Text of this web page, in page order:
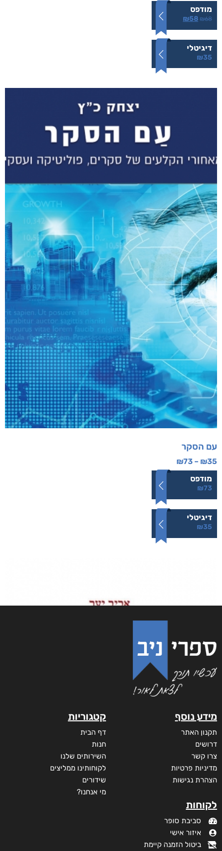
מודפס
₪68
₪58
דיגיטלי
₪35
עם הסקר
₪35
–
₪73
מודפס
₪73
דיגיטלי
₪35
מידע נוסף
תקנון האתר
דרושים
צרו קשר
מדיניות פרטיות
הצהרת נגישות
לקוחות
סביבת סופר
איזור אישי
ביטול הזמנה קיימת
קטגוריות
דף הבית
חנות
השירותים שלנו
לקוחותינו ממליצים
שידורים
מי אנחנו?